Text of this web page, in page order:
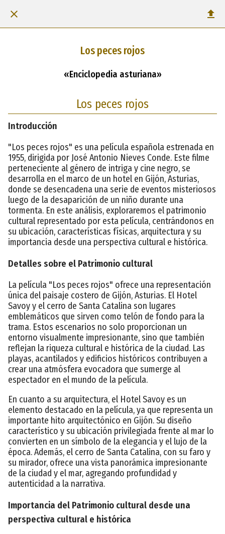
Los peces rojos
«Enciclopedia asturiana»
Los peces rojos
Introducción
"Los peces rojos" es una película española estrenada en
1955, dirigida por José Antonio Nieves Conde. Este filme
perteneciente al género de intriga y cine negro, se
desarrolla en el marco de un hotel en Gijón, Asturias,
donde se desencadena una serie de eventos misteriosos
luego de la desaparición de un niño durante una
tormenta. En este análisis, exploraremos el patrimonio
cultural representado por esta película, centrándonos en
su ubicación, características físicas, arquitectura y su
importancia desde una perspectiva cultural e histórica.
Detalles sobre el Patrimonio cultural
La película "Los peces rojos" ofrece una representación
única del paisaje costero de Gijón, Asturias. El Hotel
Savoy y el cerro de Santa Catalina son lugares
emblemáticos que sirven como telón de fondo para la
trama. Estos escenarios no solo proporcionan un
entorno visualmente impresionante, sino que también
reflejan la riqueza cultural e histórica de la ciudad. Las
playas, acantilados y edificios históricos contribuyen a
crear una atmósfera evocadora que sumerge al
espectador en el mundo de la película.
En cuanto a su arquitectura, el Hotel Savoy es un
elemento destacado en la película, ya que representa un
importante hito arquitectónico en Gijón. Su diseño
característico y su ubicación privilegiada frente al mar lo
convierten en un símbolo de la elegancia y el lujo de la
época. Además, el cerro de Santa Catalina, con su faro y
su mirador, ofrece una vista panorámica impresionante
de la ciudad y el mar, agregando profundidad y
autenticidad a la narrativa.
Importancia del Patrimonio cultural desde una
perspectiva cultural e histórica